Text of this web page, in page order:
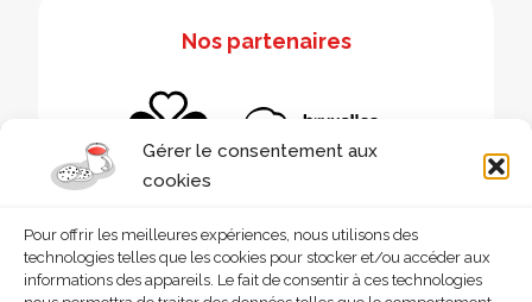
Gérer le consentement aux
cookies
Pour offrir les meilleures expériences, nous utilisons des
technologies telles que les cookies pour stocker et/ou accéder aux
informations des appareils. Le fait de consentir à ces technologies
Nos partenaires